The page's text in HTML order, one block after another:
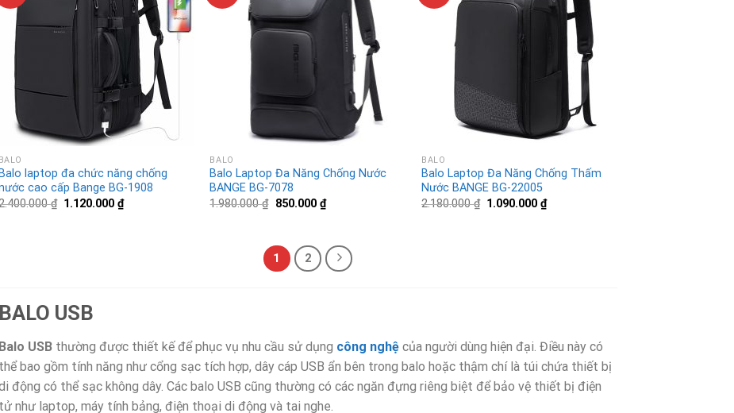
BALO
laptop đa chức năng chống
cao cấp Bange BG-1908
₫ 1.120.000₫
BALO
Balo Laptop Đa Năng Chống Nước
BANGE BG-7078
1.980.000₫ 850.000 ₫
BALO
Balo Laptop Đa Năng Chống Thấm
Nước BANGE BG-22005
2.180.000₫ 1.090.000₫
1 2
BALO USB
Balo USB thường được thiết kế để phục vụ nhu cầu sử dụng công nghệ của người dùng hiện đại. Điều này có
thể bao gồm tính năng như cổng sạc tích hợp, dây cáp USB ẩn bên trong balo hoặc thậm chí là túi chứa thiết bị
động có thể sạc không dây. Các balo USB cũng thường có các ngăn đựng riêng biệt để bảo vệ thiết bị điện
tử như laptop, máy tính bảng, điện thoại di động và tai nghe.